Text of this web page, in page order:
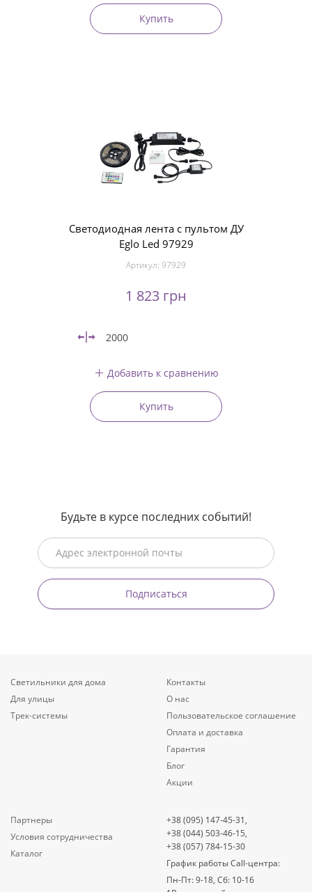
Купить
Светодиодная лента с пультом ДУ
Eglo Led 97929
Артикул: 97929
1 823 грн
2000
Добавить к сравнению
Купить
Будьте в курсе последних событий!
Подписаться
Светильники для дома
Для улицы
Трек-системы
Контакты
О нас
Пользовательское соглашение
Оплата и доставка
Гарантия
Блог
Акции
Партнеры
Условия сотрудничества
Каталог
+38 (095) 147-45-31,
+38 (044) 503-46-15,
+38 (057) 784-15-30
График работы Call-центра:
Пн-Пт: 9-18, Сб: 10-16